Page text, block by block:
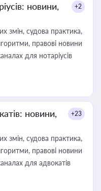
новини,
+2
змін, судова практика,
правові новини
для нотаріусів
новини,
+23
змін, судова практика,
правові новини
для адвокатів